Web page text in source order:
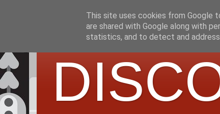
This site uses cookies from Google
are shared with Google along with
statistics, and to detect and address